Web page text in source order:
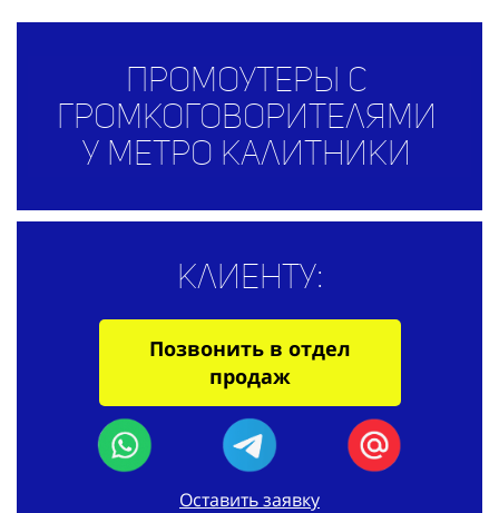
Промоутеры с
громкоговорителями
у метро Калитники
Клиенту:
Позвонить в отдел
продаж
Оставить заявку